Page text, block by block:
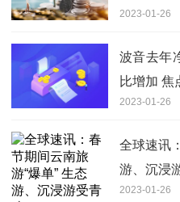
2023-01-26
波音去年
比增加 焦
2023-01-26
全球速讯
游、沉浸
2023-01-26